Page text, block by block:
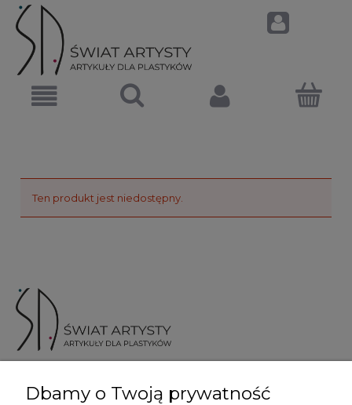
Ten produkt jest niedostępny.
Dbamy o Twoją prywatność